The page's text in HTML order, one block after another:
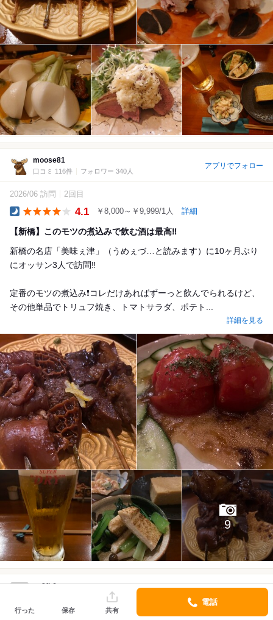
moose81
口コミ 116件 フォロワー 340人
アプリでフォロー
2026/06 訪問 2回目
4.1 ￥8,000～￥9,999/1人 詳細
【新橋】このモツの煮込みで飲む酒は最高‼️
新橋の名店「美味ぇ津」（うめぇづ…と読みます）に10ヶ月ぶり
にオッサン3人で訪問‼️
定番のモツの煮込み❗️コレだけあればずーっと飲んでられるけど、
その他単品でトリュフ焼き、トマトサラダ、ポテト...
詳細を見る
9
ca8fb6
フォロワー 8人
行った 保存 共有
電話